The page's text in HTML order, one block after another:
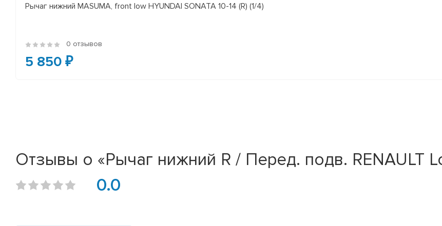
Рычаг нижний MASUMA, front low HYUNDAI SONATA 10-14 (R) (1/4)
0 отзывов
5 850 ₽
Отзывы о «Рычаг нижний R / Перед. подв. RENAULT
0.0